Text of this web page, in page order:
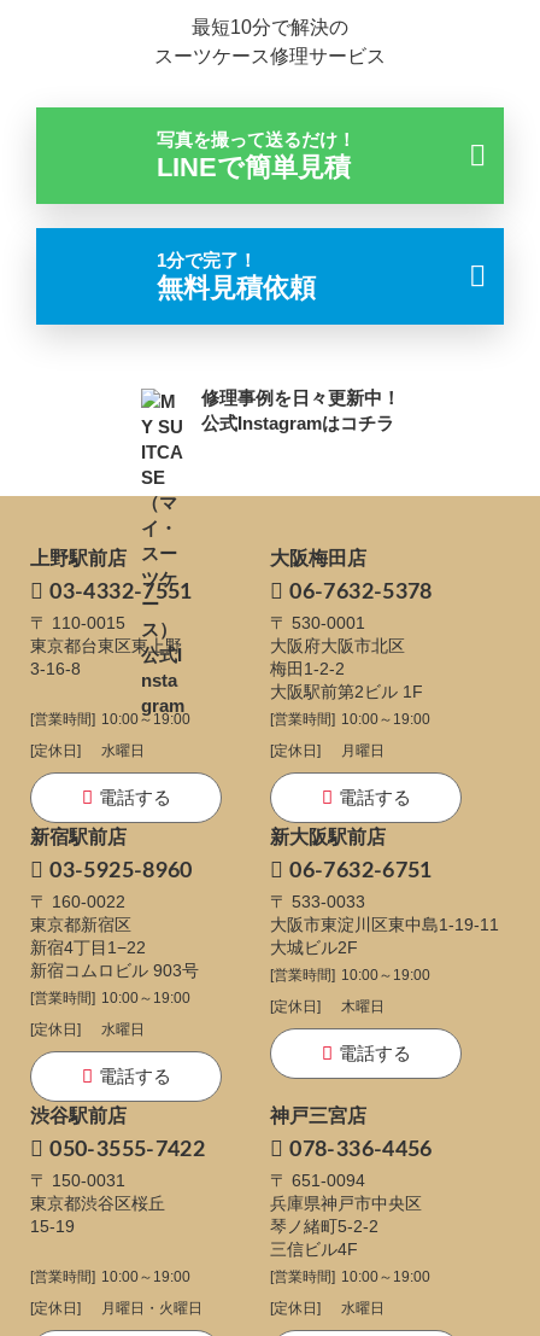
最短10分で解決の
スーツケース修理サービス
写真を撮って送るだけ！
LINEで簡単見積
1分で完了！
無料見積依頼
修理事例を日々更新中！
公式Instagramはコチラ
上野駅前店
03-4332-7551
〒 110-0015
東京都台東区東上野
3-16-8
[営業時間] 10:00～19:00
[定休日]
水曜日
電話する
大阪梅田店
06-7632-5378
〒 530-0001
大阪府大阪市北区
梅田1-2-2
大阪駅前第2ビル 1F
[営業時間] 10:00～19:00
[定休日]
月曜日
電話する
新宿駅前店
03-5925-8960
〒 160-0022
東京都新宿区
新宿4丁目1−22
新宿コムロビル 903号
[営業時間] 10:00～19:00
[定休日]
水曜日
電話する
新大阪駅前店
06-7632-6751
〒 533-0033
大阪市東淀川区東中島1-19-11
大城ビル2F
[営業時間] 10:00～19:00
[定休日]
木曜日
電話する
渋谷駅前店
050-3555-7422
〒 150-0031
東京都渋谷区桜丘
15-19
[営業時間] 10:00～19:00
[定休日]
月曜日・火曜日
神戸三宮店
078-336-4456
〒 651-0094
兵庫県神戸市中央区
琴ノ緒町5-2-2
三信ビル4F
[営業時間] 10:00～19:00
[定休日]
水曜日